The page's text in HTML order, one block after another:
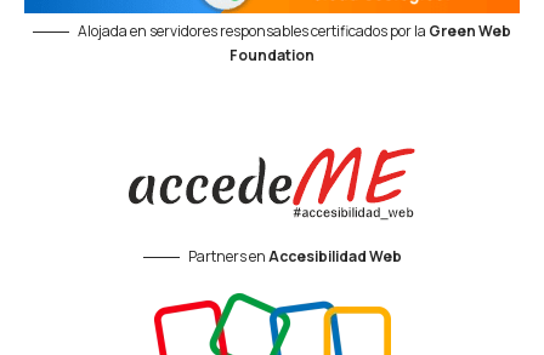
Alojada en servidores responsables certificados por la Green Web
Foundation
Partners enAccesibilidad Web